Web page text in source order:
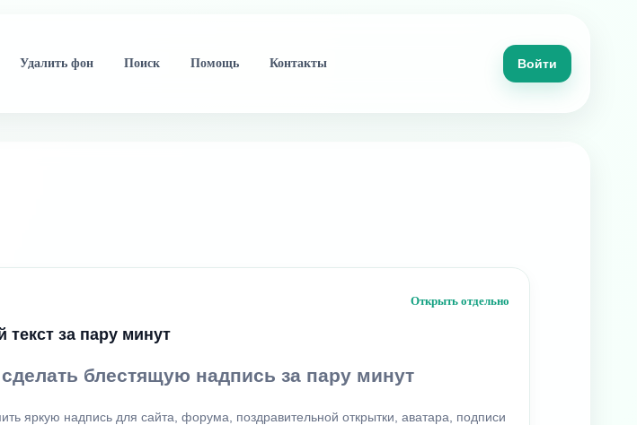
Удалить фон Поиск Помощь Контакты Войти
Открыть отдельно
за пару минут
блестящую надпись за пару минут
яркую надпись для сайта, форума, поздравительной открытки, аватара, подписи